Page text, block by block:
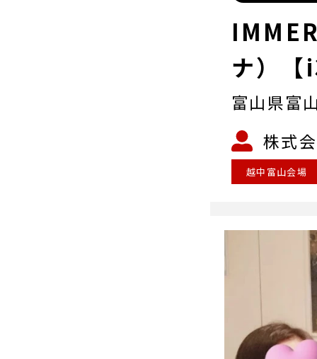
ナ）
富山県富
株式
越中富山会場